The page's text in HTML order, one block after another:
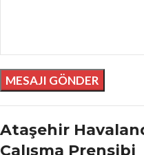
Ataşehir
Çalışma Prensibi